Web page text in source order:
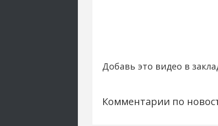
Добавь это видео в
Комментарии по